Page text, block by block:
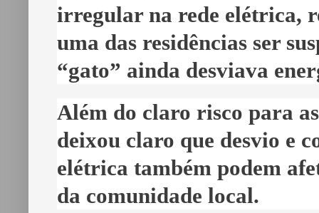
irregular na rede elétrica,
uma das residências ser
“gato” ainda desviava
Além do claro risco para
deixou claro que desvio e
elétrica também podem
da comunidade local.